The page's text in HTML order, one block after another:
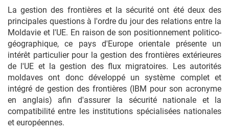
La gestion des frontières et la sécurité ont été deux des
principales questions à l'ordre du jour des relations entre la
Moldavie et l'UE. En raison de son positionnement politico-
géographique, ce pays d'Europe orientale présente un
intérêt particulier pour la gestion des frontières extérieures
de l'UE et la gestion des flux migratoires. Les autorités
moldaves ont donc développé un système complet et
intégré de gestion des frontières (IBM pour son acronyme
en anglais) afin d'assurer la sécurité nationale et la
compatibilité entre les institutions spécialisées nationales
et européennes.